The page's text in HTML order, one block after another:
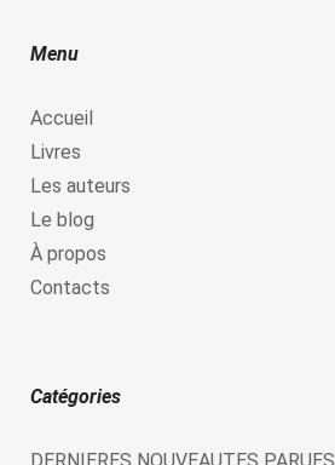
Menu
Accueil
Livres
Les auteurs
Le blog
À propos
Contacts
Catégories